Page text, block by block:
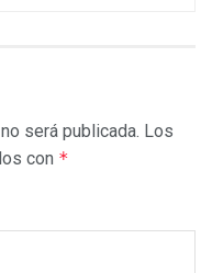
será publicada. Los
con *